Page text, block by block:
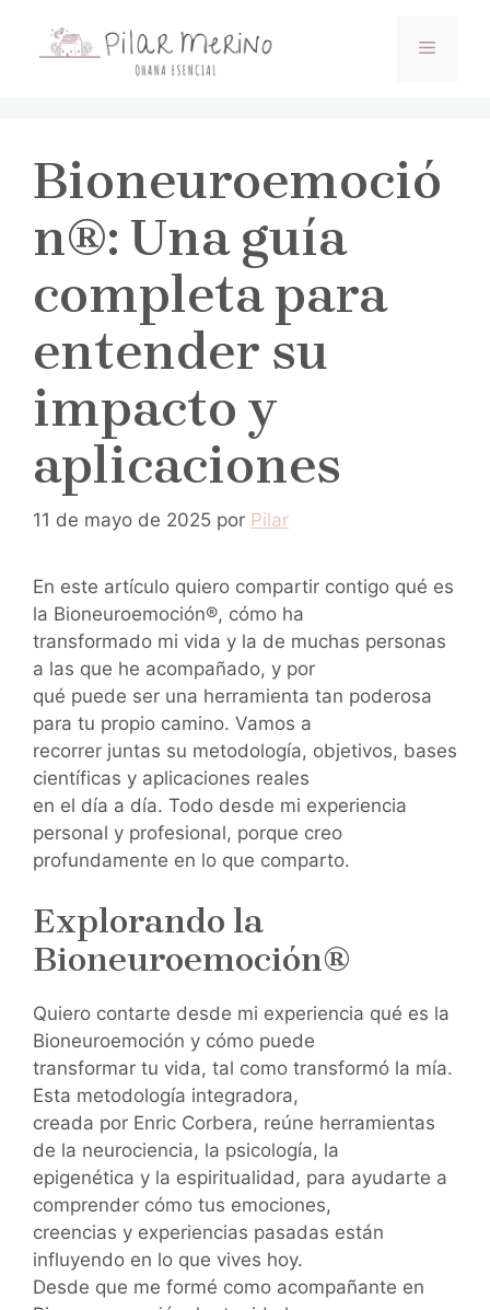
MENÚ
Bioneuroemoció
n®: Una guía
completa para
entender su
impacto y
aplicaciones
11 de mayo de 2025 por Pilar
En este artículo quiero compartir contigo qué es
la Bioneuroemoción®, cómo ha
transformado mi vida y la de muchas personas
a las que he acompañado, y por
qué puede ser una herramienta tan poderosa
para tu propio camino. Vamos a
recorrer juntas su metodología, objetivos, bases
científicas y aplicaciones reales
en el día a día. Todo desde mi experiencia
personal y profesional, porque creo
profundamente en lo que comparto.
Explorando la
Bioneuroemoción®
Quiero contarte desde mi experiencia qué es la
Bioneuroemoción y cómo puede
transformar tu vida, tal como transformó la mía.
Esta metodología integradora,
creada por Enric Corbera, reúne herramientas
de la neurociencia, la psicología, la
epigenética y la espiritualidad, para ayudarte a
comprender cómo tus emociones,
creencias y experiencias pasadas están
influyendo en lo que vives hoy.
Desde que me formé como acompañante en